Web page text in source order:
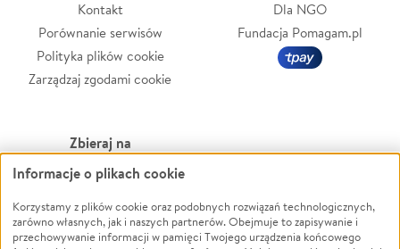
Kontakt
Porównanie serwisów
Polityka plików cookie
Zarządzaj zgodami cookie
Dla NGO
Fundacja Pomagam.pl
Zbieraj na
Leczenie
Zwierzęta
Pożar
Powódź
Wichura
Informacje o plikach cookie
Korzystamy z plików cookie oraz podobnych rozwiązań technologicznych,
zarówno własnych, jak i naszych partnerów. Obejmuje to zapisywanie i
przechowywanie informacji w pamięci Twojego urządzenia końcowego